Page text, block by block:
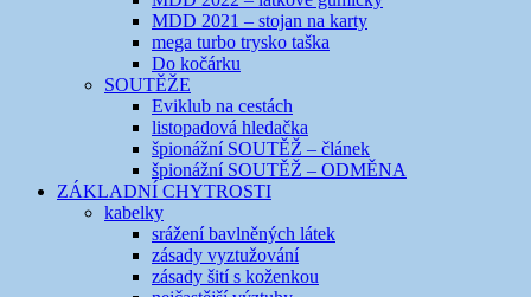
MDD 2021 – stojan na karty
mega turbo trysko taška
Do kočárku
SOUTĚŽE
Eviklub na cestách
listopadová hledačka
špionážní SOUTĚŽ – článek
špionážní SOUTĚŽ – ODMĚNA
ZÁKLADNÍ CHYTROSTI
kabelky
srážení bavlněných látek
zásady vyztužování
zásady šití s koženkou